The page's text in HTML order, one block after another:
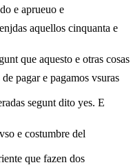
e aprueuo e
aquellos cinquanta e
que aquesto e otras cosas
pagar e pagamos vsuras
segunt dito yes. E
e costumbre del
que fazen dos